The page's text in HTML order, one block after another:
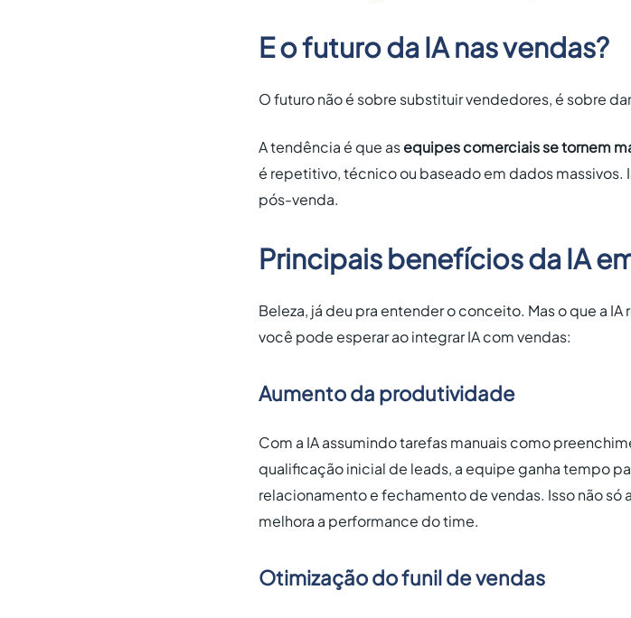
E o futuro da IA nas vendas?
O futuro não é sobre substituir vendedores, é sobre
A tendência é que asequipes comerciais se tornem
é repetitivo, técnico ou baseado em dados
pós-venda.
Principais benefícios da IA
Beleza, já deu pra entender o conceito. Mas o que a
você pode esperar ao integrar IA com vendas:
Aumento da produtividade
Com a IA assumindo tarefas manuais como
qualificação inicial de leads, a equipe ganha tempo
relacionamento e fechamento de vendas. Isso não
melhora a performance do time.
Otimização do funil de vendas